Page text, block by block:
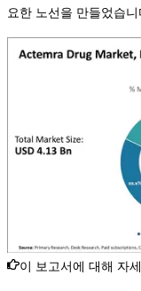
요한 노선을 만들었습니
이 보고서에 대해 자